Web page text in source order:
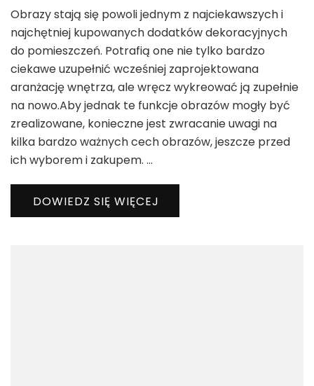
Obrazy stają się powoli jednym z najciekawszych i
najchętniej kupowanych dodatków dekoracyjnych
do pomieszczeń. Potrafią one nie tylko bardzo
ciekawe uzupełnić wcześniej zaprojektowana
aranżację wnętrza, ale wręcz wykreować ją zupełnie
na nowo.Aby jednak te funkcje obrazów mogły być
zrealizowane, konieczne jest zwracanie uwagi na
kilka bardzo ważnych cech obrazów, jeszcze przed
ich wyborem i zakupem. …
DOWIEDZ SIĘ WIĘCEJ